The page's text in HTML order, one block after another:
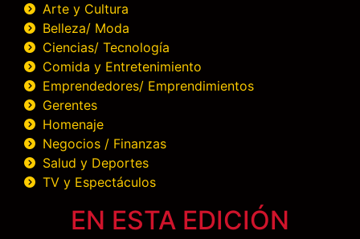
Arte y Cultura
Belleza/ Moda
Ciencias/ Tecnología
Comida y Entretenimiento
Emprendedores/ Emprendimientos
Gerentes
Homenaje
Negocios / Finanzas
Salud y Deportes
TV y Espectáculos
EN ESTA EDICIÓN